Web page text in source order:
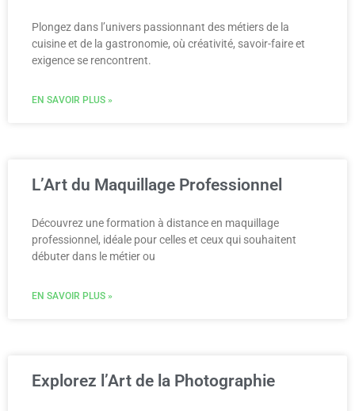
Plongez dans l’univers passionnant des métiers de la
cuisine et de la gastronomie, où créativité, savoir-faire et
exigence se rencontrent.
EN SAVOIR PLUS »
L’Art du Maquillage Professionnel
Découvrez une formation à distance en maquillage
professionnel, idéale pour celles et ceux qui souhaitent
débuter dans le métier ou
EN SAVOIR PLUS »
Explorez l’Art de la Photographie